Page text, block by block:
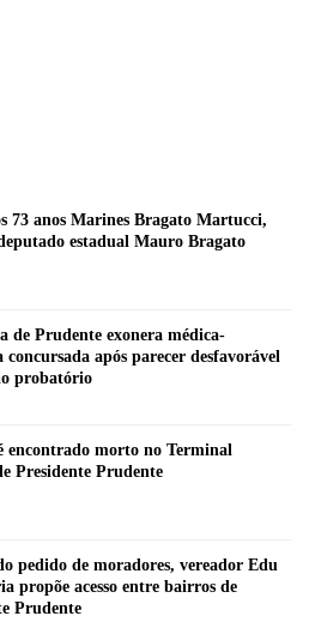
73 anos Marines Bragato Martucci,
estadual Mauro Bragato
de Prudente exonera médica-
concursada após parecer desfavorável
probatório
encontrado morto no Terminal
Presidente Prudente
pedido de moradores, vereador Edu
propõe acesso entre bairros de
Prudente